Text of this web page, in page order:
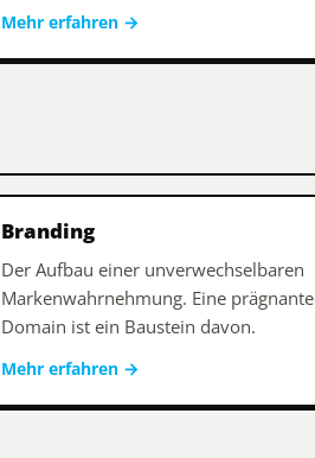
Mehr erfahren →
Branding
Der Aufbau einer unverwechselbaren
Markenwahrnehmung. Eine prägnante
Domain ist ein Baustein davon.
Mehr erfahren →